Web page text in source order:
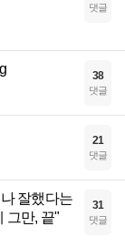
댓글
38
댓글
21
댓글
잘했다는
그만, 끝"
31
댓글